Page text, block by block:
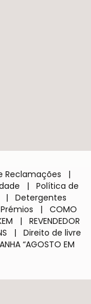
Reclamações |
| Política de
| Detergentes
| COMO
| REVENDEDOR
| Direito de livre
“AGOSTO EM